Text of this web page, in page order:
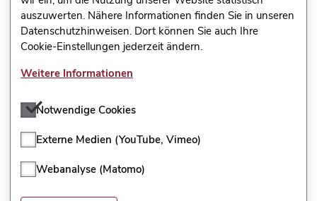
Durch den Klassenrat hat sich das
Zusammenleben in unserer Klasse
verbessert.
Trifft überhaupt nicht zu
Trifft eher nicht zu
Trifft eher zu
Trifft voll und ganz zu
auszuwerten. Nähere Informationen finden Sie in unseren
Datenschutzhinweisen. Dort können Sie auch Ihre
Cookie-Einstellungen jederzeit ändern.
Weitere Informationen
Notwendige Cookies
Externe Medien (YouTube, Vimeo)
Webanalyse (Matomo)